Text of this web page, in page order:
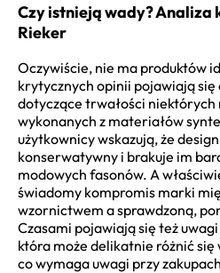
Czy istnieją wady? Analiza
Rieker
Oczywiście, nie ma produktów
krytycznych opinii pojawiają się
dotyczące trwałości niektórych
wykonanych z materiałów
użytkownicy wskazują, że
konserwatywny i brakuje im
modowych fasonów. A
świadomy kompromis marki
wzornictwem a sprawdzoną,
Czasami pojawiają się też
która może delikatnie różnić się
co wymaga uwagi przy